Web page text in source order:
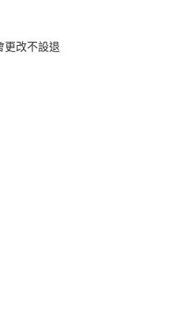
更改不設退